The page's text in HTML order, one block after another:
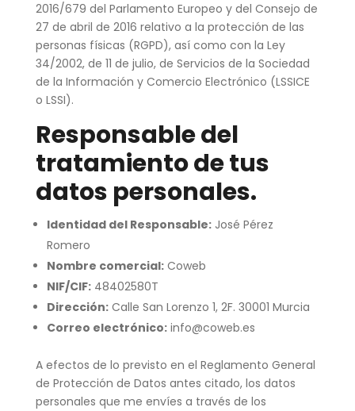
2016/679 del Parlamento Europeo y del Consejo de
27 de abril de 2016 relativo a la protección de las
personas físicas (RGPD), así como con la Ley
34/2002, de 11 de julio, de Servicios de la Sociedad
de la Información y Comercio Electrónico (LSSICE
o LSSI).
Responsable del
tratamiento de tus
datos personales.
Identidad del Responsable:José Pérez
Romero
Nombre comercial:Coweb
NIF/CIF:48402580T
Dirección:Calle San Lorenzo 1, 2F. 30001 Murcia
Correo electrónico:info@coweb.es
A efectos de lo previsto en el Reglamento General
de Protección de Datos antes citado, los datos
personales que me envíes a través de los